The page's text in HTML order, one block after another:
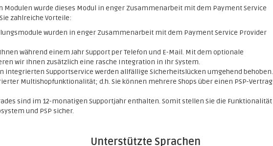
Modulen wurde dieses Modul in enger Zusammenarbeit mit dem Payment Service
zahlreiche Vorteile:
wurden in enger Zusammenarbeit mit dem Payment Service Provider
während einem Jahr Support per Telefon und E-Mail. Mit dem optionale
wir Ihnen zusätzlich eine rasche Integration in Ihr System.
integrierten Supportservice werden allfällige Sicherheitslücken umgehend behoben.
Multishopfunktionalität; d.h. Sie können mehrere Shops über einen PSP-Vertrag
sind im 12-monatigen Supportjahr enthalten. Somit stellen Sie die Funktionalität
und PSP sicher.
Unterstützte Sprachen